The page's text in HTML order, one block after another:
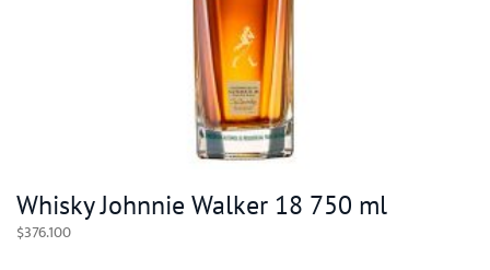
Whisky Johnnie Walker 18 750 ml
$376.100